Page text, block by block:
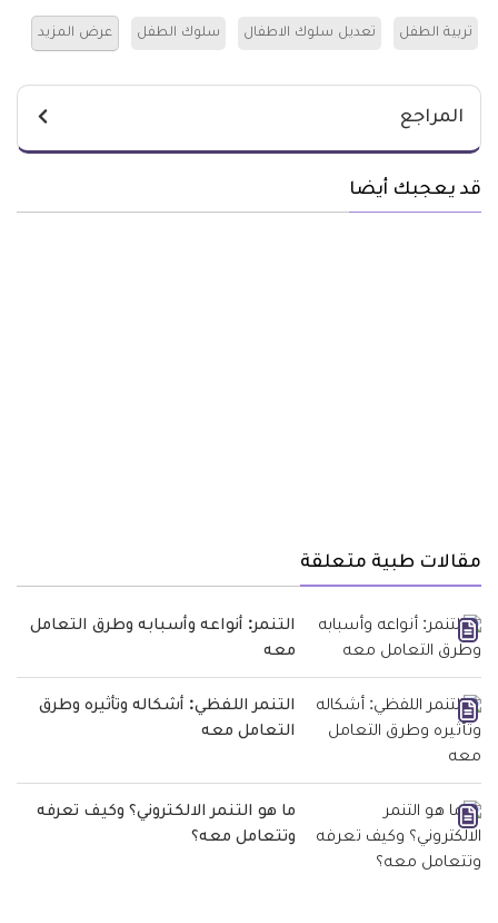
تربية الطفل تعديل سلوك الاطفال سلوك الطفل عرض المزيد
المراجع
قد يعجبك أيضا
مقالات طبية متعلقة
التنمر: أنواعه وأسبابه وطرق التعامل
معه
التنمر اللفظي: أشكاله وتأثيره وطرق
التعامل معه
ما هو التنمر الالكتروني؟ وكيف تعرفه
وتتعامل معه؟